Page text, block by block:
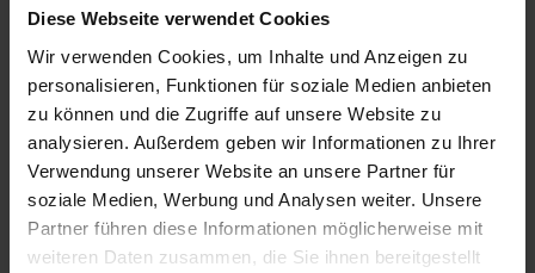
Diese Webseite verwendet Cookies
Wir verwenden Cookies, um Inhalte und Anzeigen zu
personalisieren, Funktionen für soziale Medien anbieten
zu können und die Zugriffe auf unsere Website zu
analysieren. Außerdem geben wir Informationen zu Ihrer
Verwendung unserer Website an unsere Partner für
soziale Medien, Werbung und Analysen weiter. Unsere
Partner führen diese Informationen möglicherweise mit
weiteren Daten zusammen, die Sie ihnen bereitgestellt
Clou von Studio Ditte.
Produktdetails
Versand & Zahlung
Bewertungen